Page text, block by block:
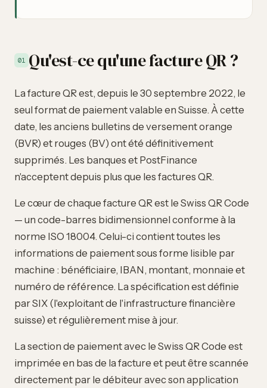
01 Qu'est-ce qu'une facture QR ?
La facture QR est, depuis le 30 septembre 2022, le
seul format de paiement valable en Suisse. À cette
date, les anciens bulletins de versement orange
(BVR) et rouges (BV) ont été définitivement
supprimés. Les banques et PostFinance
n'acceptent depuis plus que les factures QR.
Le cœur de chaque facture QR est le Swiss QR Code
— un code-barres bidimensionnel conforme à la
norme ISO 18004. Celui-ci contient toutes les
informations de paiement sous forme lisible par
machine : bénéficiaire, IBAN, montant, monnaie et
numéro de référence. La spécification est définie
par SIX (l'exploitant de l'infrastructure financière
suisse) et régulièrement mise à jour.
La section de paiement avec le Swiss QR Code est
imprimée en bas de la facture et peut être scannée
directement par le débiteur avec son application